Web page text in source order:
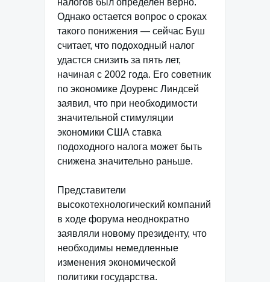
налогов был определен верно.
Однако остается вопрос о сроках
такого понижения — сейчас Буш
считает, что подоходный налог
удастся снизить за пять лет,
начиная с 2002 года. Его советник
по экономике Доуренс Линдсей
заявил, что при необходимости
значительной стимуляции
экономики США ставка
подоходного налога может быть
снижена значительно раньше.
Представители
высокотехнологический компаний
в ходе форума неоднократно
заявляли новому президенту, что
необходимы немедленные
изменения экономической
политики государства.